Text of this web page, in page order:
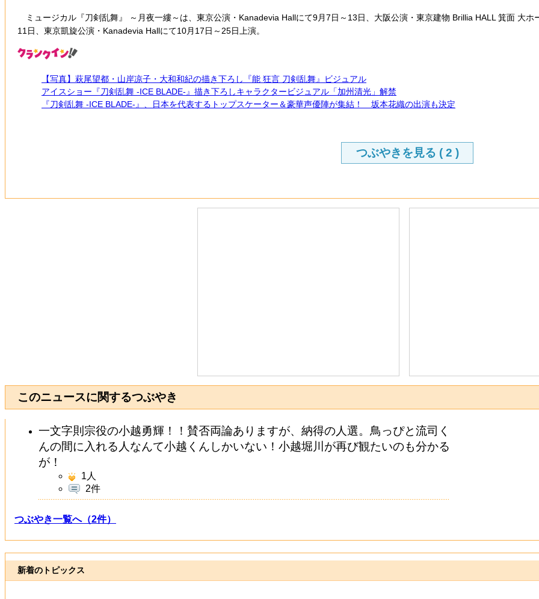
ミュージカル『刀剣乱舞』 ～月夜一縷～は、東京公演・Kanadevia Hallにて9月7日～13日、大阪公演・東京建物 Brillia HALL 箕面 大
11日、東京凱旋公演・Kanadevia Hallにて10月17日～25日上演。
【写真】萩尾望都・山岸凉子・大和和紀の描き下ろし『能 狂言 刀剣乱舞』ビジュアル
アイスショー『刀剣乱舞 ‐ICE BLADE‐』描き下ろしキャラクタービジュアル「加州清光」解禁
『刀剣乱舞 -ICE BLADE-』、日本を代表するトップスケーター＆豪華声優陣が集結！ 坂本花織の出演も決定
つぶやきを見る ( 2 )
このニュースに関するつぶやき
一文字則宗役の小越勇輝！！賛否両論ありますが、納得の人選。鳥っぴと流司く
んの間に入れる人なんて小越くんしかいない！小越堀川が再び観たいのも分かる
が！
1 人
2件
つぶやき一覧へ（2件）
新着のトピックス